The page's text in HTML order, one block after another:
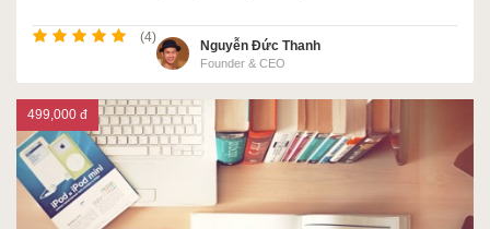
(4)
Nguyễn Đức Thanh
Founder & CEO
499,000 đ